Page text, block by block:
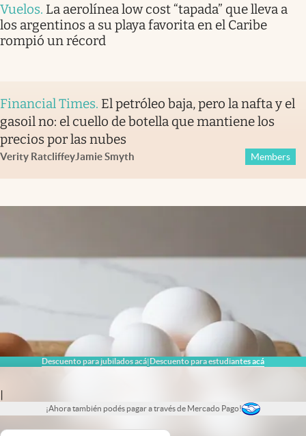
Descuento para jubilados acá|Descuento para estudiantes acá
|
¡Ahora también podés pagar a través de Mercado Pago!
Vuelos. La aerolínea low cost “tapada” que lleva a
los argentinos a su playa favorita en el Caribe
rompió un récord
Financial Times. El petróleo baja, pero la nafta y el
gasoil no: el cuello de botella que mantiene los
precios por las nubes
Verity RatcliffeyJamie Smyth Members